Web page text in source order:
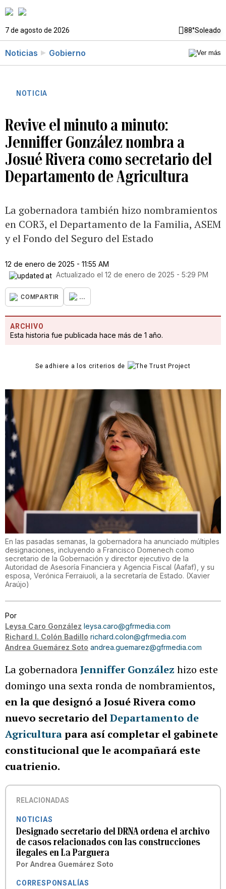
7 de agosto de 2026 88°Soleado
Noticias Gobierno
NOTICIA
Revive el minuto a minuto:
Jenniffer González nombra a
Josué Rivera como secretario del
Departamento de Agricultura
La gobernadora también hizo nombramientos
en COR3, el Departamento de la Familia, ASEM
y el Fondo del Seguro del Estado
12 de enero de 2025 - 11:55 AM
Actualizado el 12 de enero de 2025 - 5:29 PM
COMPARTIR ...
ARCHIVO
Esta historia fue publicada hace más de 1 año.
Se adhiere a los criterios de
En las pasadas semanas, la gobernadora ha anunciado múltiples
designaciones, incluyendo a Francisco Domenech como
secretario de la Gobernación y director ejecutivo de la
Autoridad de Asesoría Financiera y Agencia Fiscal (Aafaf), y su
esposa, Verónica Ferraiuoli, a la secretaría de Estado. (Xavier
Araújo)
Por
Leysa Caro González leysa.caro@gfrmedia.com
Richard I. Colón Badillo richard.colon@gfrmedia.com
Andrea Guemárez Soto andrea.guemarez@gfrmedia.com
La gobernadoraJenniffer González hizo este
domingo una sexta ronda de nombramientos,
en la que designó a Josué Rivera como
nuevo secretario delDepartamento de
Agriculturapara así completar el gabinete
constitucional que le acompañará este
cuatrienio.
RELACIONADAS
NOTICIAS
Designado secretario del DRNA ordena el archivo
de casos relacionados con las construcciones
ilegales en La Parguera
Por Andrea Guemárez Soto
CORRESPONSALÍAS